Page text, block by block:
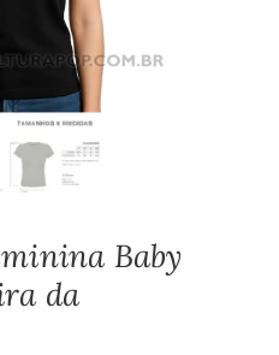
Baby
da